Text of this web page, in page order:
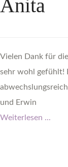
Anita
Vielen Dank für
sehr wohl gefühlt!
und Erwin
Weiterlesen ...